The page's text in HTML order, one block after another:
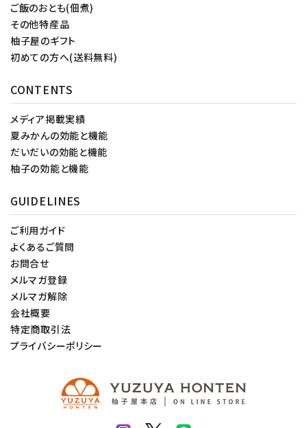
ご飯のおとも(佃煮)
その他特産品
柚子屋のギフト
初めての方へ(送料無料)
CONTENTS
メディア掲載実績
夏みかんの効能と機能
だいだいの効能と機能
柚子の効能と機能
GUIDELINES
ご利用ガイド
よくあるご質問
お問合せ
メルマガ登録
メルマガ解除
会社概要
特定商取引法
プライバシーポリシー